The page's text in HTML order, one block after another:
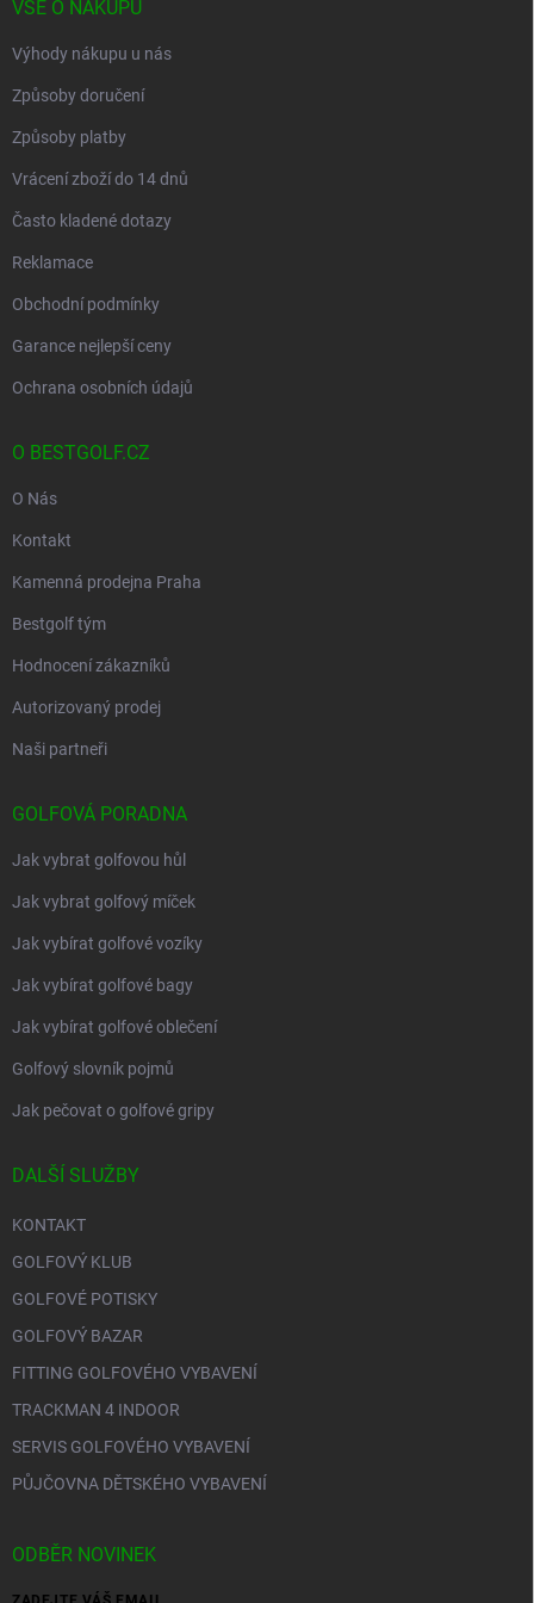
VŠE O NÁKUPU
Výhody nákupu u nás
Způsoby doručení
Způsoby platby
Vrácení zboží do 14 dnů
Často kladené dotazy
Reklamace
Obchodní podmínky
Garance nejlepší ceny
Ochrana osobních údajů
O BESTGOLF.CZ
O Nás
Kontakt
Kamenná prodejna Praha
Bestgolf tým
Hodnocení zákazníků
Autorizovaný prodej
Naši partneři
GOLFOVÁ PORADNA
Jak vybrat golfovou hůl
Jak vybrat golfový míček
Jak vybírat golfové vozíky
Jak vybírat golfové bagy
Jak vybírat golfové oblečení
Golfový slovník pojmů
Jak pečovat o golfové gripy
DALŠÍ SLUŽBY
KONTAKT
GOLFOVÝ KLUB
GOLFOVÉ POTISKY
GOLFOVÝ BAZAR
FITTING GOLFOVÉHO VYBAVENÍ
TRACKMAN 4 INDOOR
SERVIS GOLFOVÉHO VYBAVENÍ
PŮJČOVNA DĚTSKÉHO VYBAVENÍ
ODBĚR NOVINEK